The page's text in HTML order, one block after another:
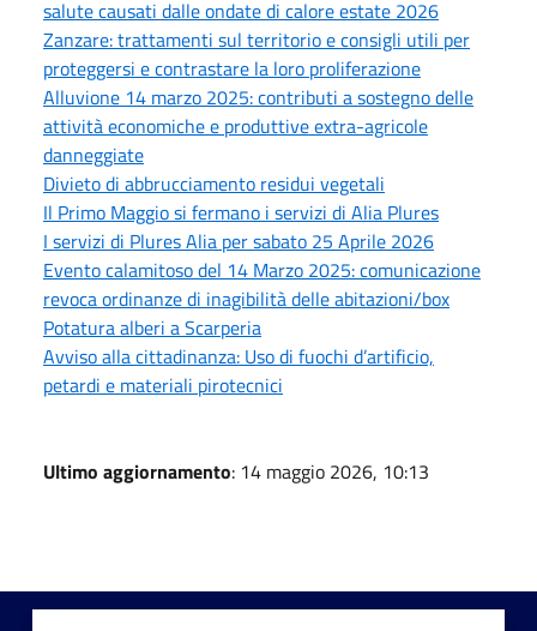
salute causati dalle ondate di calore estate 2026
Zanzare: trattamenti sul territorio e consigli utili per
proteggersi e contrastare la loro proliferazione
Alluvione 14 marzo 2025: contributi a sostegno delle
attività economiche e produttive extra-agricole
danneggiate
Divieto di abbrucciamento residui vegetali
Il Primo Maggio si fermano i servizi di Alia Plures
I servizi di Plures Alia per sabato 25 Aprile 2026
Evento calamitoso del 14 Marzo 2025: comunicazione
revoca ordinanze di inagibilità delle abitazioni/box
Potatura alberi a Scarperia
Avviso alla cittadinanza: Uso di fuochi d’artificio,
petardi e materiali pirotecnici
Ultimo aggiornamento: 14 maggio 2026, 10:13